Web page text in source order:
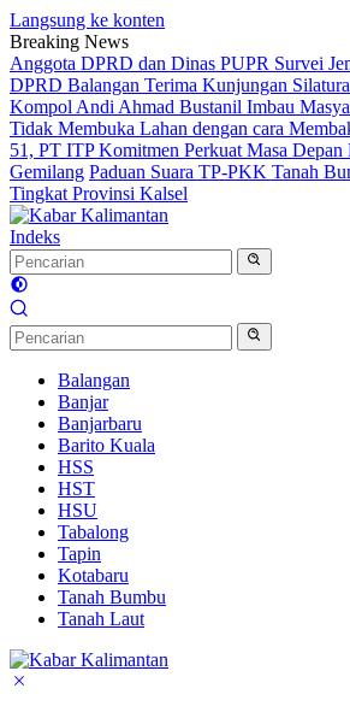
Langsung ke konten
Breaking News
Anggota DPRD dan Dinas PUPR Survei
DPRD Balangan Terima Kunjungan
Kompol Andi Ahmad Bustanil Imbau
Tidak Membuka Lahan dengan cara
51, PT ITP Komitmen Perkuat Masa
Gemilang Paduan Suara TP-PKK Tanah
Tingkat Provinsi Kalsel
Indeks
Balangan
Banjar
Banjarbaru
Barito Kuala
HSS
HST
HSU
Tabalong
Tapin
Kotabaru
Tanah Bumbu
Tanah Laut